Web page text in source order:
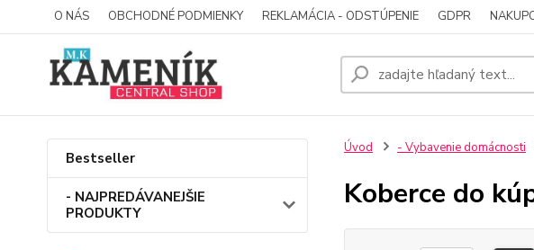
O NÁS OBCHODNÉ PODMIENKY REKLAMÁCIA - ODSTÚPENIE GDPR
Bestseller
- NAJPREDÁVANEJŠIE
PRODUKTY
Úvod - Vybavenie domácnosti
Koberce do